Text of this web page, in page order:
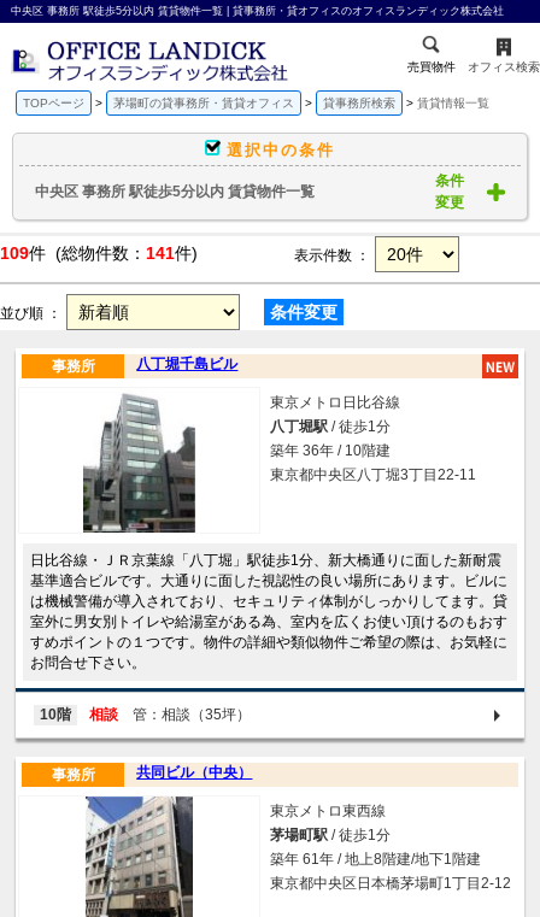
中央区 事務所 駅徒歩5分以内 賃貸物件一覧 | 貸事務所・貸オフィスのオフィスランディック株式会社
売買物件 オフィス検索
TOPページ 茅場町の貸事務所・賃貸オフィス 貸事務所検索 賃貸情報一覧
選択中の条件
中央区 事務所 駅徒歩5分以内 賃貸物件一覧
条件
変更
109件 (総物件数： 141件) 表示件数 ：
並び順 ： 条件変更
八丁堀千島ビル
事務所
東京メトロ日比谷線
八丁堀駅 / 徒歩1分
築年 36年 / 10階建
東京都中央区八丁堀3丁目22-11
日比谷線・ＪＲ京葉線「八丁堀」駅徒歩1分、新大橋通りに面した新耐震
基準適合ビルです。大通りに面した視認性の良い場所にあります。ビルに
は機械警備が導入されており、セキュリティ体制がしっかりしてます。貸
室外に男女別トイレや給湯室がある為、室内を広くお使い頂けるのもおす
すめポイントの１つです。物件の詳細や類似物件ご希望の際は、お気軽に
お問合せ下さい。
10階 相談 管：相談（35坪）
共同ビル（中央）
事務所
東京メトロ東西線
茅場町駅 / 徒歩1分
築年 61年 / 地上8階建/地下1階建
東京都中央区日本橋茅場町1丁目2-12